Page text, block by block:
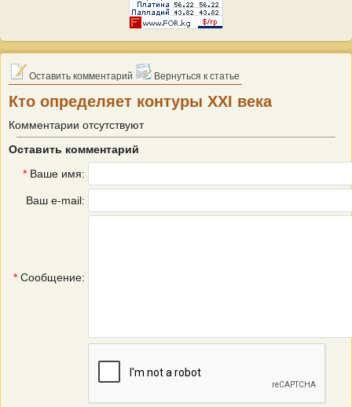
Оставить комментарий Вернуться к статье
Кто определяет контуры XXI века
Комментарии отсутствуют
Оставить комментарий
* Ваше имя:
Ваш e-mail:
* Сообщение: